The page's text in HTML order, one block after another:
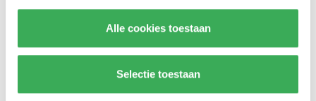
Alle cookies toestaan
Selectie toestaan
Ook is de kritiek van Rinus van der Heijden in het Brabants
Dagblad van vandaag erg goed om te lezen. Deze bestaat nog